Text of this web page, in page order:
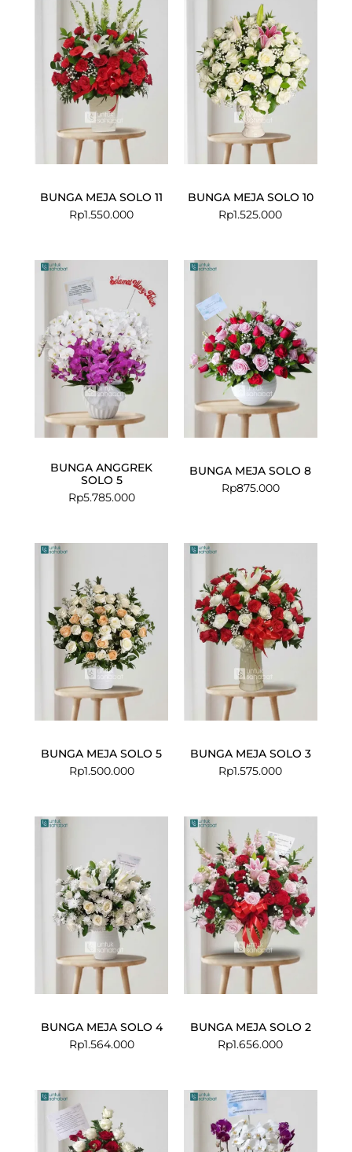
BUNGA MEJA SOLO 11
Rp1.550.000
BUNGA MEJA SOLO 10
Rp1.525.000
BUNGA ANGGREK
SOLO 5
Rp5.785.000
BUNGA MEJA SOLO 8
Rp875.000
BUNGA MEJA SOLO 5
Rp1.500.000
BUNGA MEJA SOLO 3
Rp1.575.000
BUNGA MEJA SOLO 4
Rp1.564.000
BUNGA MEJA SOLO 2
Rp1.656.000
Rp825.000.
Rp799.000.